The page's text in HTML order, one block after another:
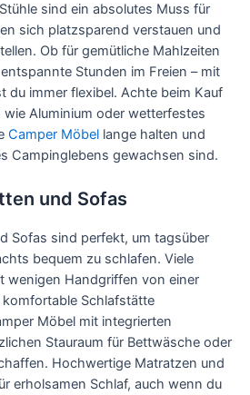
sind ein absolutes Muss für
sich platzsparend verstauen und
Ob für gemütliche Mahlzeiten
Stunden im Freien – mit
du immer flexibel. Achte beim Kauf
Aluminium oder wetterfestes
Camper Möbel lange halten und
Campinglebens gewachsen sind.
und Sofas
Sofas sind perfekt, um tagsüber
bequem zu schlafen. Viele
wenigen Handgriffen von einer
Schlafstätte
Möbel mit integrierten
Stauraum für Bettwäsche oder
Hochwertige Matratzen und
erholsamen Schlaf, auch wenn du